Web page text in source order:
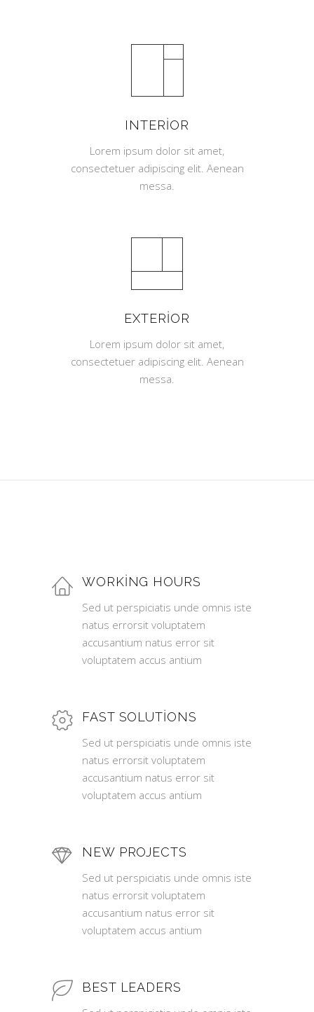
INTERIOR
Lorem ipsum dolor sit amet,
consectetuer adipiscing elit. Aenean
messa.
EXTERIOR
Lorem ipsum dolor sit amet,
consectetuer adipiscing elit. Aenean
messa.
WORKING HOURS
Sed ut perspiciatis unde omnis iste
natus errorsit voluptatem
accusantium natus error sit
voluptatem accus antium
FAST SOLUTIONS
Sed ut perspiciatis unde omnis iste
natus errorsit voluptatem
accusantium natus error sit
voluptatem accus antium
NEW PROJECTS
Sed ut perspiciatis unde omnis iste
natus errorsit voluptatem
accusantium natus error sit
voluptatem accus antium
BEST LEADERS